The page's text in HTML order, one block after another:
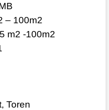
– 100m2
m2 -100m2
Toren